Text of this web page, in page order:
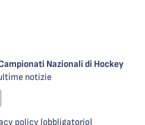
Nazionali di Hockey
notizie
policy (obbligatorio)